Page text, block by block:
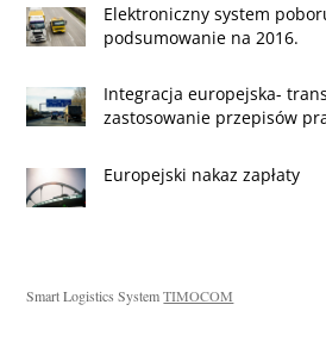
Elektroniczny system
podsumowanie na 2016.
Integracja europejska-
zastosowanie przepisów
Europejski nakaz zapłaty
Smart Logistics SystemTIMOCOM